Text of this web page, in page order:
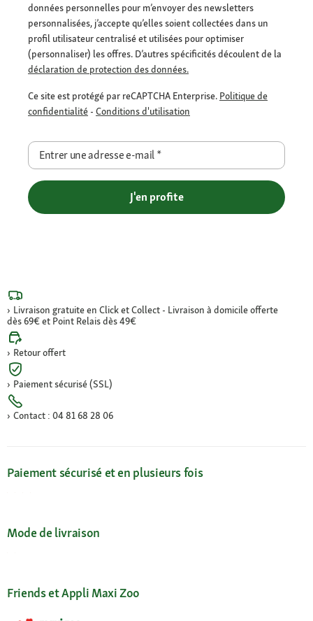
données personnelles pour m’envoyer des newsletters
personnalisées, j’accepte qu’elles soient collectées dans un
profil utilisateur centralisé et utilisées pour optimiser
(personnaliser) les offres. D’autres spécificités découlent de la
déclaration de protection des données.
Ce site est protégé par reCAPTCHA Enterprise. Politique de
confidentialité - Conditions d'utilisation
Entrer une adresse e-mail*
J'en profite
Livraison gratuite en Click et Collect - Livraison à domicile offerte
dès 69€ et Point Relais dès 49€
Retour offert
Paiement sécurisé (SSL)
Contact : 04 81 68 28 06
Paiement sécurisé et en plusieurs fois
Mode de livraison
Friends et Appli Maxi Zoo